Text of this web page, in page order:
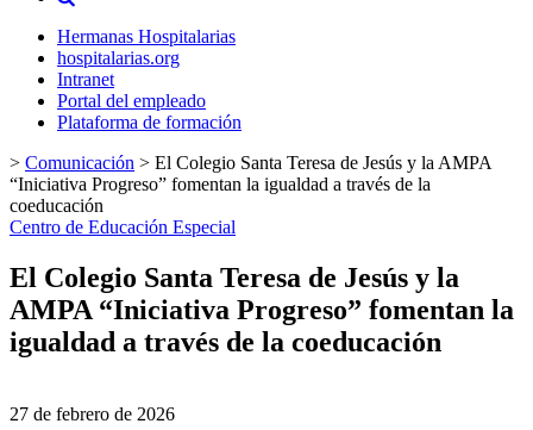
Hermanas Hospitalarias
hospitalarias.org
Intranet
Portal del empleado
Plataforma de formación
> Comunicación > El Colegio Santa Teresa de Jesús y la AMPA
“Iniciativa Progreso” fomentan la igualdad a través de la
coeducación
Centro de Educación Especial
El Colegio Santa Teresa de Jesús y la
AMPA “Iniciativa Progreso” fomentan la
igualdad a través de la coeducación
27 de febrero de 2026